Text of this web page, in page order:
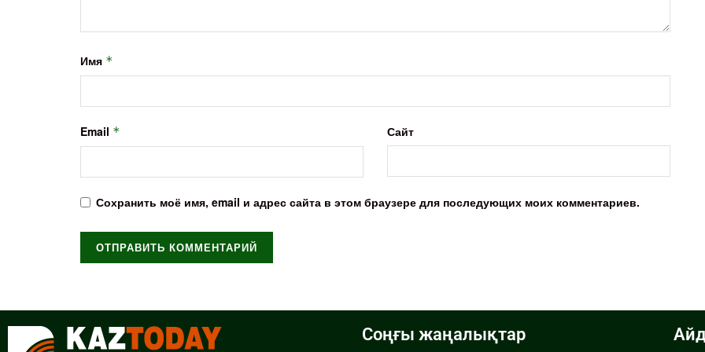
Имя *
Email * Сайт
Сохранить моё имя, email и адрес сайта в этом браузере для последующих моих комментариев.
Соңғы жаңалықтар